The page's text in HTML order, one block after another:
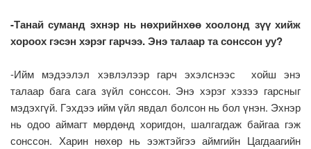
-Танай суманд эхнэр нь нөхрийнхөө хоолонд зүү хийж
хороох гэсэн хэрэг гарчээ. Энэ талаар та сонссон уу?
-Ийм мэдээлэл хэвлэлээр гарч эхэлснээс хойш энэ
талаар бага сага зүйл сонссон. Энэ хэрэг хэзээ гарсныг
мэдэхгүй. Гэхдээ ийм үйл явдал болсон нь бол үнэн. Эхнэр
нь одоо аймагт мөрдөнд хоригдон, шалгагдаж байгаа гэж
сонссон. Харин нөхөр нь ээжтэйгээ аймгийн Цагдаагийн